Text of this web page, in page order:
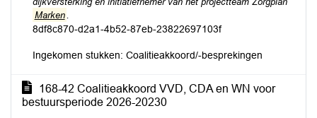
Marken.
8df8c870-d2a1-4b52-87eb-23822697103f
Ingekomen stukken: Coalitieakkoord/-besprekingen
168-42 Coalitieakkoord VVD, CDA en WN voor
bestuursperiode 2026-20230